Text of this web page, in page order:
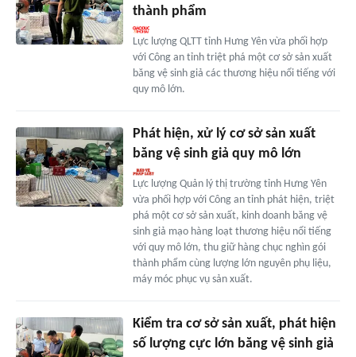
thành phẩm
Lực lượng QLTT tỉnh Hưng Yên vừa phối hợp
với Công an tỉnh triệt phá một cơ sở sản xuất
băng vệ sinh giả các thương hiệu nổi tiếng với
quy mô lớn.
Phát hiện, xử lý cơ sở sản xuất
băng vệ sinh giả quy mô lớn
Lực lượng Quản lý thị trường tỉnh Hưng Yên
vừa phối hợp với Công an tỉnh phát hiện, triệt
phá một cơ sở sản xuất, kinh doanh băng vệ
sinh giả mạo hàng loạt thương hiệu nổi tiếng
với quy mô lớn, thu giữ hàng chục nghìn gói
thành phẩm cùng lượng lớn nguyên phụ liệu,
máy móc phục vụ sản xuất.
Kiểm tra cơ sở sản xuất, phát hiện
số lượng cực lớn băng vệ sinh giả